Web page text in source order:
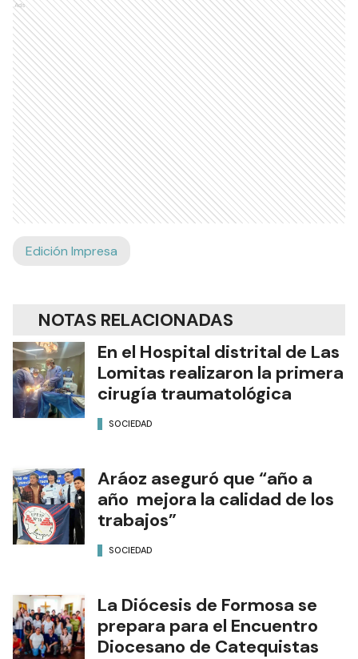
Ads
Edición Impresa
NOTAS RELACIONADAS
En el Hospital distrital de Las
Lomitas realizaron la primera
cirugía traumatológica
SOCIEDAD
Aráoz aseguró que “año a
año mejora la calidad de los
trabajos”
SOCIEDAD
La Diócesis de Formosa se
prepara para el Encuentro
Diocesano de Catequistas